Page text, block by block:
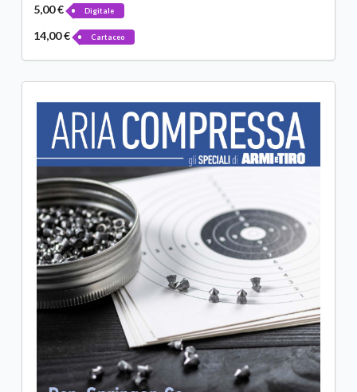
5,00 € Digitale
14,00 € Cartaceo